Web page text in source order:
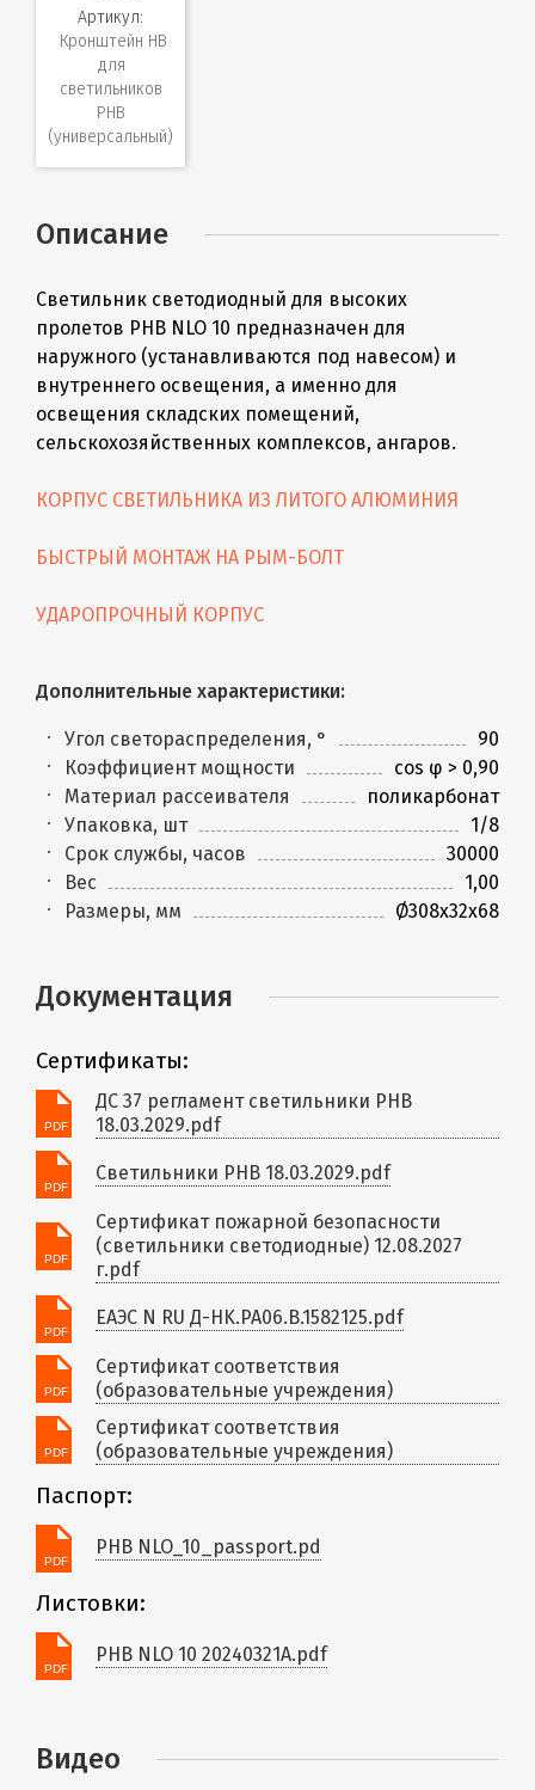
Артикул:
Кронштейн HB
для
светильников
PHB
(универсальный)
Описание
Светильник светодиодный для высоких
пролетов PHB NLO 10 предназначен для
наружного (устанавливаются под навесом) и
внутреннего освещения, а именно для
освещения складских помещений,
сельскохозяйственных комплексов, ангаров.
КОРПУС СВЕТИЛЬНИКА ИЗ ЛИТОГО АЛЮМИНИЯ
БЫСТРЫЙ МОНТАЖ НА РЫМ-БОЛТ
УДАРОПРОЧНЫЙ КОРПУС
Дополнительные характеристики:
Угол светораспределения, °
90
Коэффициент мощности
cos φ > 0,90
Материал рассеивателя
поликарбонат
Упаковка, шт
1/8
Срок службы, часов
30000
Вес
1,00
Размеры, мм
Ø308x32x68
Документация
Сертификаты:
ДС 37 регламент светильники PHB
18.03.2029.pdf
Светильники PHB 18.03.2029.pdf
Сертификат пожарной безопасности
(светильники светодиодные) 12.08.2027
г.pdf
ЕАЭС N RU Д-HK.РА06.В.1582125.pdf
Сертификат соответствия
(образовательные учреждения)
Сертификат соответствия
(образовательные учреждения)
Паспорт:
PHB NLO_10_passport.pd
Листовки:
PHB NLO 10 20240321A.pdf
Видео